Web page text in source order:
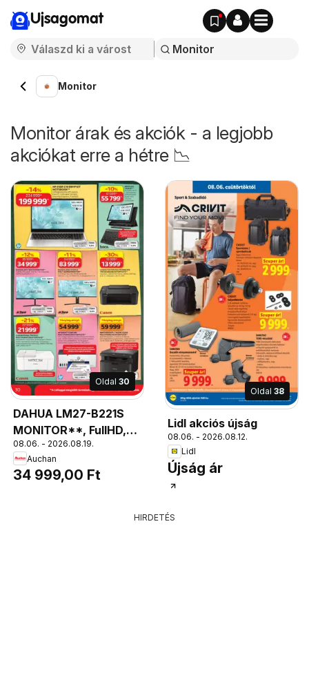
Ujsagomat
Monitor
Monitor árak és akciók - a legjobb
akciókat erre a hétre 📉
Oldal 30
DAHUA LM27-B221S
MONITOR**, FullHD,
IPS panel, 144 Hz, 1 ms
válaszidő, HDMI,
DisplayPort 1.4
08.06. - 2026.08.19.
Auchan
34 999,00 Ft
Oldal 38
Lidl akciós újság
08.06. - 2026.08.12.
Lidl
Újság ár
HIRDETÉS